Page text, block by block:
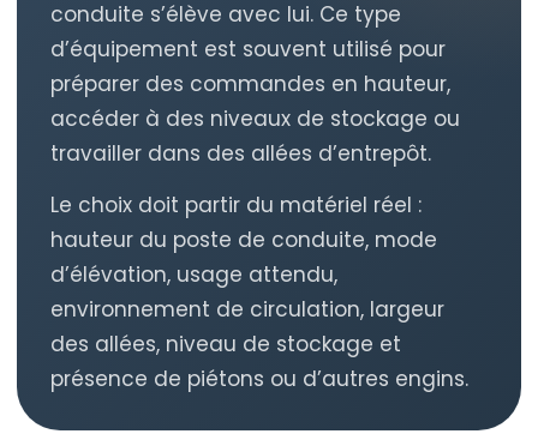
conduite s’élève avec lui. Ce type
d’équipement est souvent utilisé pour
préparer des commandes en hauteur,
accéder à des niveaux de stockage ou
travailler dans des allées d’entrepôt.
Le choix doit partir du matériel réel :
hauteur du poste de conduite, mode
d’élévation, usage attendu,
environnement de circulation, largeur
des allées, niveau de stockage et
présence de piétons ou d’autres engins.